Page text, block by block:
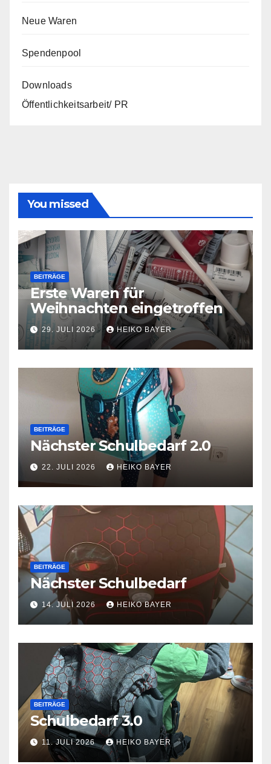
Neue Waren
Spendenpool
Downloads
Öffentlichkeitsarbeit/ PR
You missed
BEITRÄGE
Erste Waren für
Weihnachten eingetroffen
29. JULI 2026 HEIKO BAYER
BEITRÄGE
Nächster Schulbedarf 2.0
22. JULI 2026 HEIKO BAYER
BEITRÄGE
Nächster Schulbedarf
14. JULI 2026 HEIKO BAYER
BEITRÄGE
Schulbedarf 3.0
11. JULI 2026 HEIKO BAYER